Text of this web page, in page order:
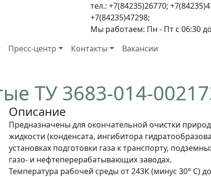
тел.: +7(84235)26770;
+7(84235)47298;
Мы работаем: Пн - Пт с 06:30
Пресс-центр Контакты
Вакансии
ТУ 3683-014-
Описание
Предназначены для окончательной очистки
жидкости (конденсата, ингибитора
установках подготовки газа к транспорту,
газо- и нефтеперерабатывающих заводах.
Температура рабочей среды от 243К (минус 30° С)